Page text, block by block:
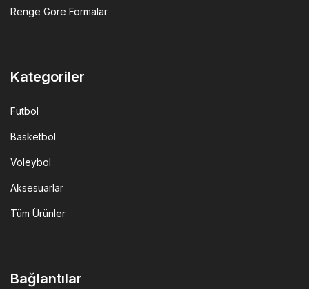
Renge Göre Formalar
Kategoriler
Futbol
Basketbol
Voleybol
Aksesuarlar
Tüm Ürünler
Bağlantılar